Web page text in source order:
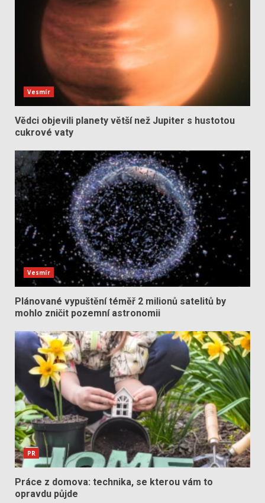
Vesmír
Vědci objevili planety větší než Jupiter s hustotou
cukrové vaty
Vesmír
Plánované vypuštění téměř 2 milionů satelitů by
mohlo zničit pozemní astronomii
PR
Práce z domova: technika, se kterou vám to
opravdu půjde